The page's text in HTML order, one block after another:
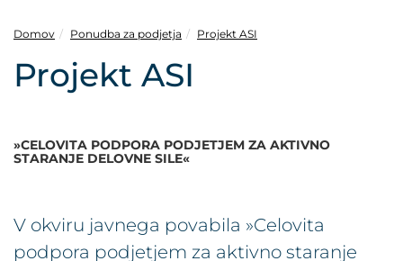
POMANJŠAJ PISAVO
PODČRTAJ POVEZAVE
Domov Ponudba za podjetja Projekt ASI
Projekt ASI
»CELOVITA PODPORA PODJETJEM ZA AKTIVNO
STARANJE DELOVNE SILE«
V okviru javnega povabila »Celovita
podpora podjetjem za aktivno staranje